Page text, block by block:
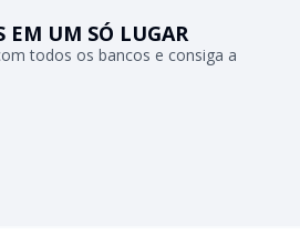
EM UM SÓ LUGAR
todos os bancos e consiga a